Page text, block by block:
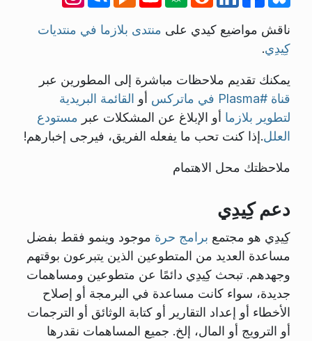
ناقش مواضيع كيدي على منتدى بلازما في منتديات
كِيدِي.
يمكنك تقديم ملاحظات مباشرة إلى المطورين عبر
قناة #Plasma في ماتركس
أو القائمة البريدية
لتطوير بلازما أو الإبلاغ عن المشكلات عبر مستودع
العلل.إذا كنت تحب ما يفعله الفريق، فيرجى إخبارهم!
ملاحظتك محل الاهتمام
دعم كِيدِي
كِيدِي هو مجتمع برامج حرة موجود وينمو فقط بفضل
مساعدة العديد من المتطوعين الذين يتبرعون بوقتهم
وجهدهم. تبحث كِيدِي دائمًا عن متطوعين ومساهمات
جديدة، سواء كانت مساعدة في البرمجة أو إصلاح
الأخطاء أو إعداد التقارير أو كتابة الوثائق أو الترجمات
أو الترويج أو المال، إلخ. جميع المساهمات نقدرها